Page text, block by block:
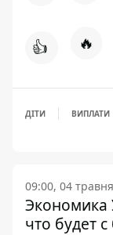
👍 🔥
ДІТИ ВИПЛАТИ
09:00, 04
Экономика
что будет